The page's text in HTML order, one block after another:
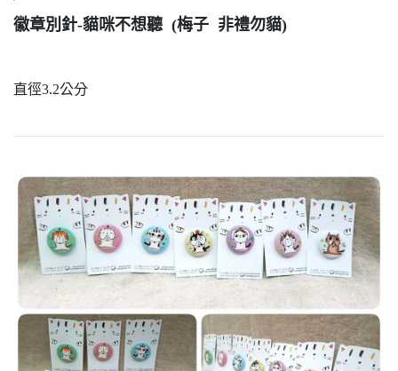
徽章別針-貓咪不想聽 (梅子 非禮勿貓)
直徑3.2公分